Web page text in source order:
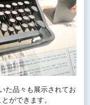
た品々も展示されてお
ができます。